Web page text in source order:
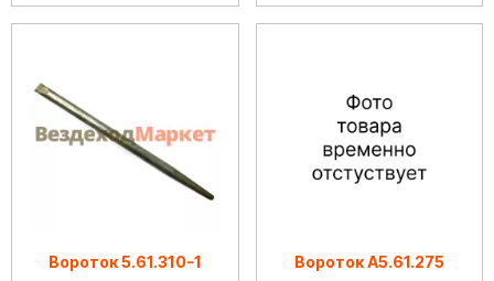
Вороток 5.61.310-1 Вороток А5.61.275